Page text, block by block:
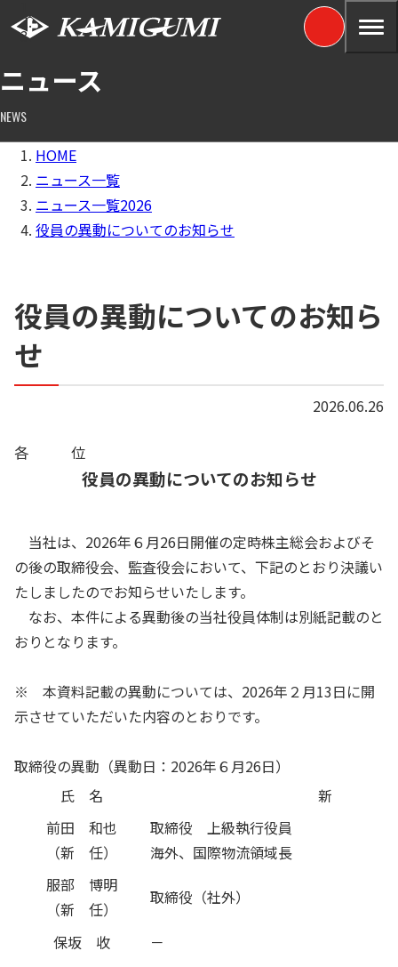
ニュース
NEWS
HOME
ニュース一覧
ニュース一覧2026
役員の異動についてのお知らせ
役員の異動についてのお知ら
せ
2026.06.26
各 位
役員の異動についてのお知らせ
当社は、 2026年６月26日開催の定時株主総会およびそ
の後の取締役会、監査役会において、下記のとおり決議い
たしましたのでお知らせいたします。
なお、本件による異動後の当社役員体制は別紙記載のと
おりとなります。
※ 本資料記載の異動については、 2026年２月13日に開
示させていただいた内容のとおりです。
取締役の異動（異動日：2026年６月26日）
氏 名
新
前田 和也
（新 任）
取締役 上級執行役員
海外、国際物流領域長
服部 博明
（新 任）
取締役（社外）
保坂 收 －